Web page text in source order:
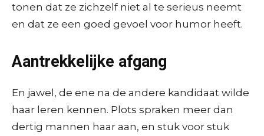
tonen dat ze zichzelf niet al te serieus neemt
en dat ze een goed gevoel voor humor heeft.
Aantrekkelijke afgang
En jawel, de ene na de andere kandidaat wilde
haar leren kennen. Plots spraken meer dan
dertig mannen haar aan, en stuk voor stuk